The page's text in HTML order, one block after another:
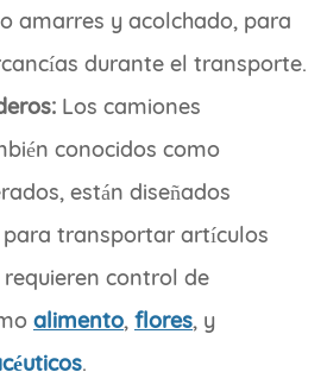
amarres y acolchado, para
durante el transporte.
Los camiones
conocidos como
están diseñados
transportar artículos
control de
alimento, flores, y
.